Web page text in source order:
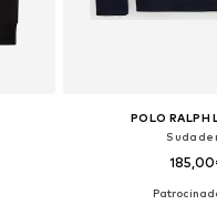
POLO RALPH
Tallas disponibles: